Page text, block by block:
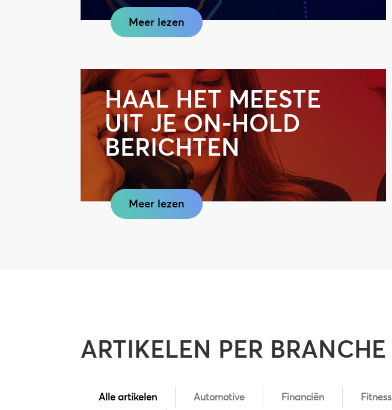
Meer lezen
HAAL HET MEESTE
UIT JE ON-HOLD
BERICHTEN
Meer lezen
ARTIKELEN PER BRANCHE
Alle artikelen Automotive Financiën Fitness